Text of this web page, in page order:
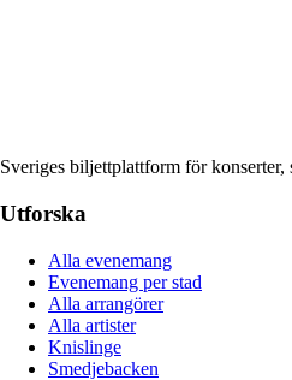
Sveriges biljettplattform för
Utforska
Alla evenemang
Evenemang per stad
Alla arrangörer
Alla artister
Knislinge
Smedjebacken